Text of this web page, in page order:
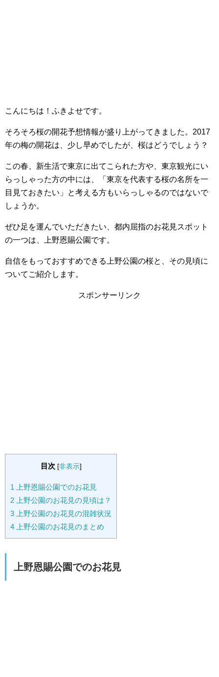
こんにちは！ふきよせです。
そろそろ桜の開花予想情報が盛り上がってきました。2017
年の梅の開花は、少し早めでしたが、桜はどうでしょう？
この春、新生活で東京に出てこられた方や、東京観光にい
らっしゃった方の中には、「東京を代表する桜の名所を一
目見ておきたい」と考える方もいらっしゃるのではないで
しょうか。
ぜひ足を運んでいただきたい、都内屈指のお花見スポット
の一つは、上野恩賜公園です。
自信をもっておすすめできる上野公園の桜と、その見頃に
ついてご紹介します。
スポンサーリンク
目次 [非表示]
1 上野恩賜公園でのお花見
2 上野公園のお花見の見頃は？
3 上野公園のお花見の混雑状況
4 上野公園のお花見のまとめ
上野恩賜公園でのお花見